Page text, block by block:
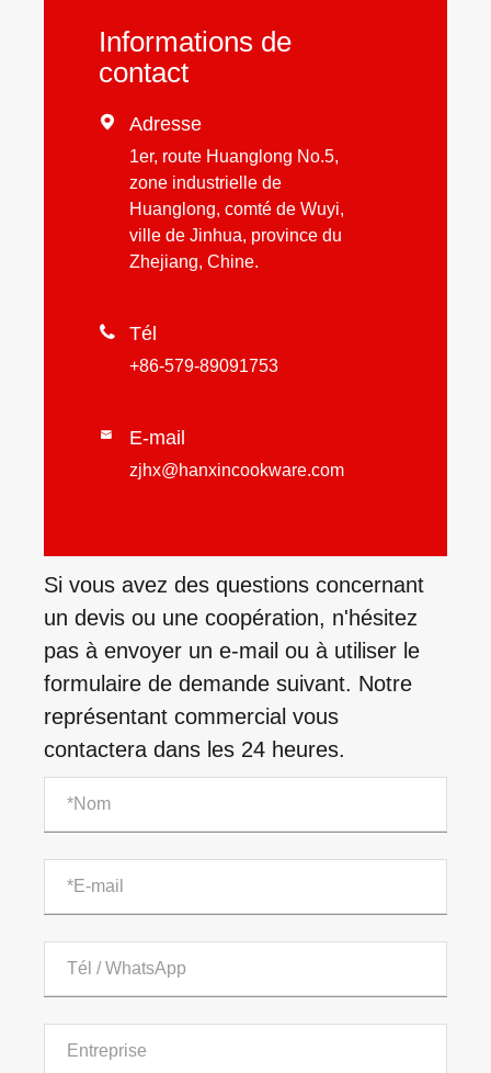
Informations de
contact
 Adresse
1er, route Huanglong No.5,
zone industrielle de
Huanglong, comté de Wuyi,
ville de Jinhua, province du
Zhejiang, Chine.
 Tél
+86-579-89091753
 E-mail
zjhx@hanxincookware.com
Si vous avez des questions concernant
un devis ou une coopération, n'hésitez
pas à envoyer un e-mail ou à utiliser le
formulaire de demande suivant. Notre
représentant commercial vous
contactera dans les 24 heures.